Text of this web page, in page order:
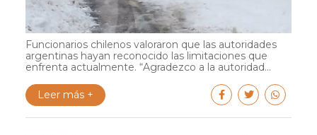
Funcionarios chilenos valoraron que las autoridades
argentinas hayan reconocido las limitaciones que
enfrenta actualmente. “Agradezco a la autoridad...
Leer más +